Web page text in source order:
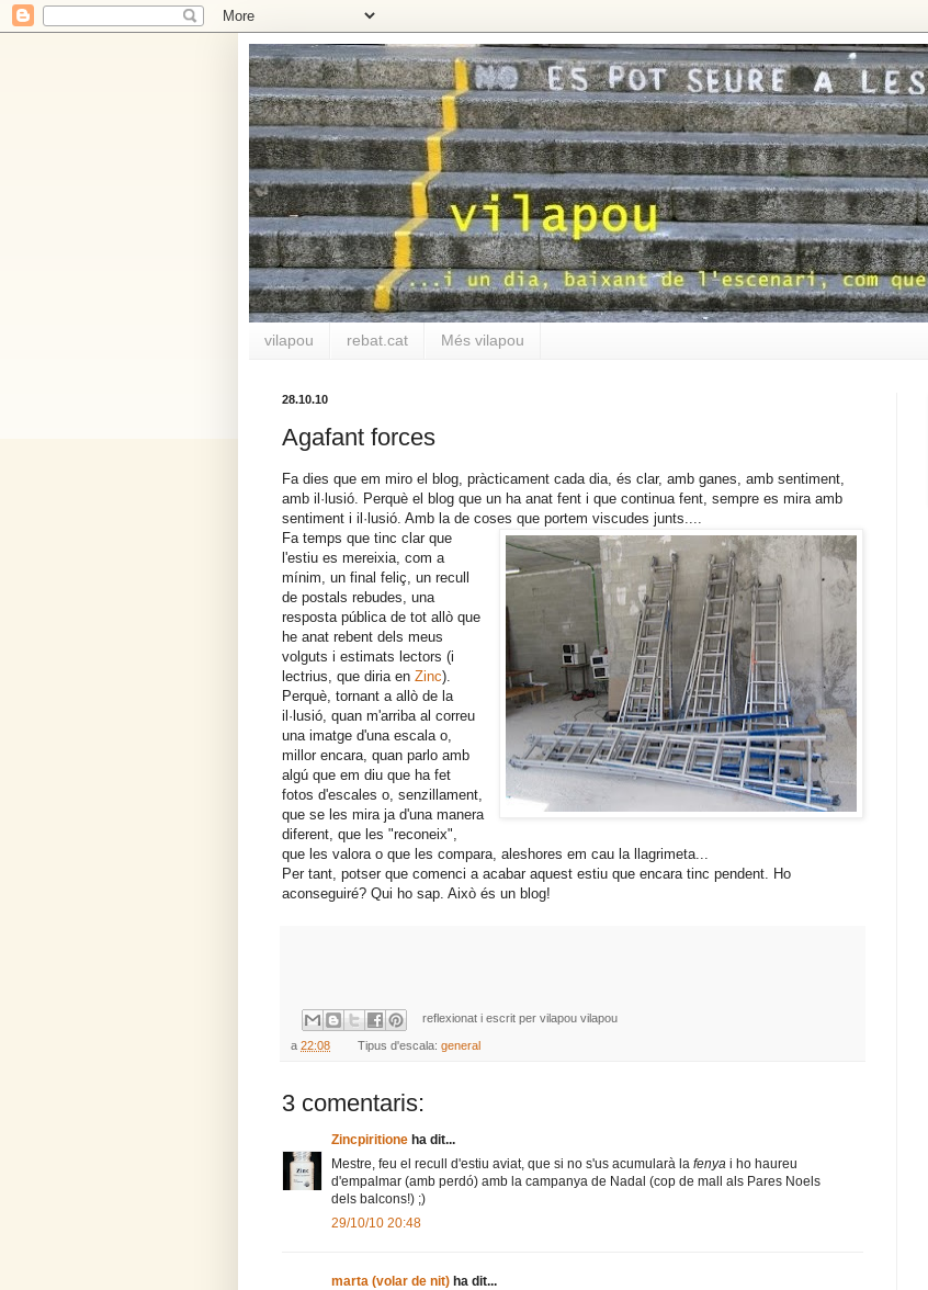
vilapou rebat.cat Més vilapou
28.10.10
Agafant forces
Fa dies que em miro el blog, pràcticament cada dia, és clar, amb ganes, amb sentiment,
amb il·lusió. Perquè el blog que un ha anat fent i que continua fent, sempre es mira amb
sentiment i il·lusió. Amb la de coses que portem viscudes junts....
Fa temps que tinc clar que
l'estiu es mereixia, com a
mínim, un final feliç, un recull
de postals rebudes, una
resposta pública de tot allò que
he anat rebent dels meus
volguts i estimats lectors (i
lectrius, que diria en Zinc).
Perquè, tornant a allò de la
il·lusió, quan m'arriba al correu
una imatge d'una escala o,
millor encara, quan parlo amb
algú que em diu que ha fet
fotos d'escales o, senzillament,
que se les mira ja d'una manera
diferent, que les "reconeix",
que les valora o que les compara, aleshores em cau la llagrimeta...
Per tant, potser que comenci a acabar aquest estiu que encara tinc pendent. Ho
aconseguiré? Qui ho sap. Això és un blog!
reflexionat i escrit per vilapou vilapou
a 22:08 Tipus d'escala: general
3 comentaris:
Zincpiritione ha dit...
Mestre, feu el recull d'estiu aviat, que si no s'us acumularà la fenya i ho haureu
d'empalmar (amb perdó) amb la campanya de Nadal (cop de mall als Pares Noels
dels balcons!) ;)
29/10/10 20:48
marta (volar de nit) ha dit...